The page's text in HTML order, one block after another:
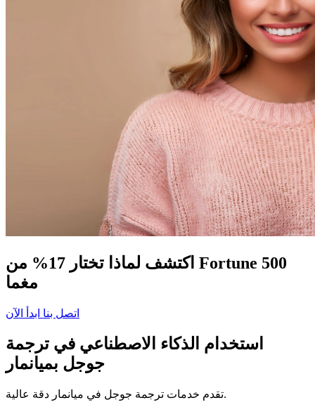
اكتشف لماذا تختار 17% من Fortune 500
مغما
اتصل بنا ابدأ الآن
استخدام الذكاء الاصطناعي في ترجمة
جوجل بميانمار
تقدم خدمات ترجمة جوجل في ميانمار دقة عالية.